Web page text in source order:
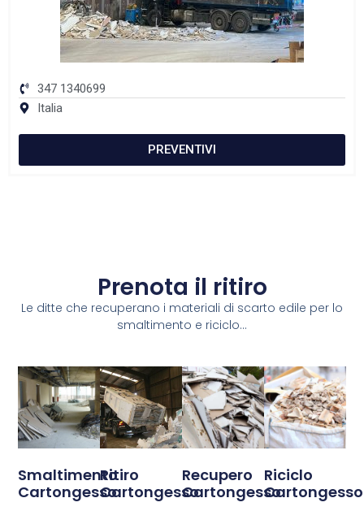
347 1340699
Italia
PREVENTIVI
Prenota il ritiro
Le ditte che recuperano i materiali di scarto edile per lo
smaltimento e riciclo...
Smaltimento
Cartongesso
Ritiro
Cartongesso
Recupero
Cartongesso
Riciclo
Cartongesso